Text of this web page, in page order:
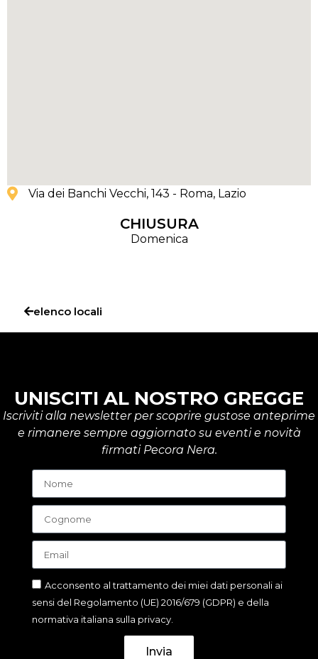
Via dei Banchi Vecchi, 143 - Roma, Lazio
CHIUSURA
Domenica
elenco locali
UNISCITI AL NOSTRO GREGGE
Iscriviti alla newsletter per scoprire gustose anteprime
e rimanere sempre aggiornato su eventi e novità
firmati Pecora Nera.
Acconsento al trattamento dei miei dati personali ai
sensi del Regolamento (UE) 2016/679 (GDPR) e della
normativa italiana sulla privacy.
Invia